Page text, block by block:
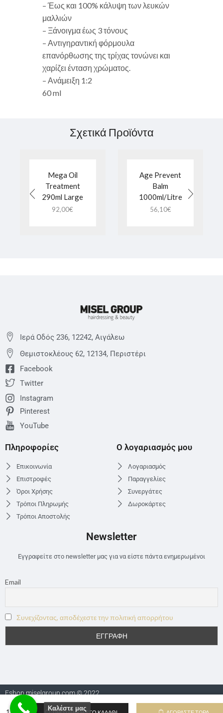
– Έως και 100% κάλυψη των λευκών
μαλλιών
– Ξάνοιγμα έως 3 τόνους
– Αντιγηραντική φόρμουλα
επανόρθωσης της τρίχας τονώνει και
χαρίζει ένταση χρώματος.
– Ανάμειξη 1:2
60 ml
Σχετικά Προϊόντα
Mega Oil
Treatment
290ml Large
92,00€
Age Prevent
Balm
1000ml/Litre
56,10€
Ιερά Οδός 236, 12242, Αιγάλεω
Θεμιστoκλέους 62, 12134, Περιστέρι
Facebook
Twitter
Instagram
Pinterest
YouTube
Πληροφορίες
Επικοινωνία
Επιστροφές
Όροι Χρήσης
Τρόποι Πληρωμής
Τρόποι Αποστολής
Ο λογαριασμός μου
Λογαριασμός
Παραγγελίες
Συνεργάτες
Δωροκάρτες
Newsletter
Εγγραφείτε στο newsletter μας για να είστε πάντα ενημερωμένοι
Email
Συνεχίζοντας, αποδέχεστε την πολιτική απορρήτου
Eshop.miselgroup.com © 2022
Καλέστε μας